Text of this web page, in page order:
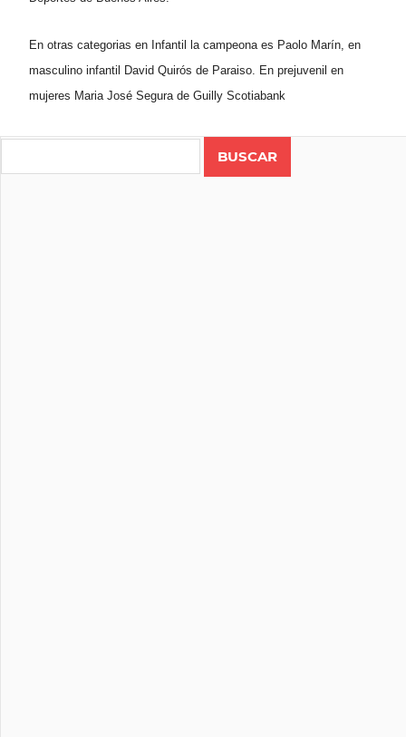
En otras categorias en Infantil la campeona es Paolo Marín, en
masculino infantil David Quirós de Paraiso. En prejuvenil en
mujeres Maria José Segura de Guilly Scotiabank